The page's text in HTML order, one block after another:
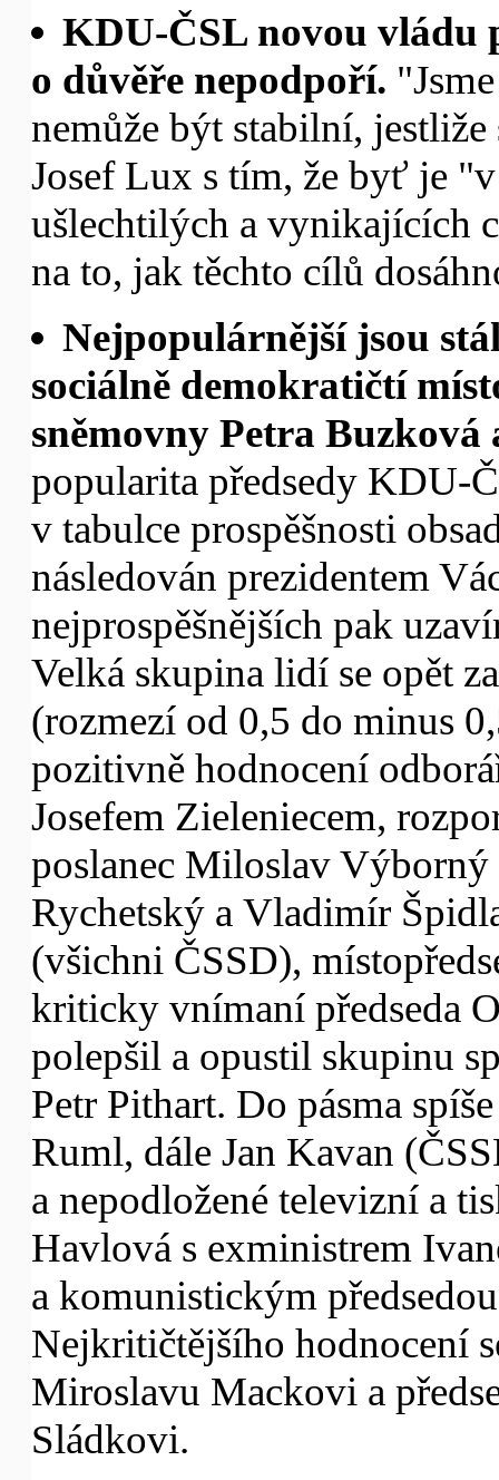
KDU-ČSL novou vládu
o důvěře nepodpoří.
nemůže být stabilní,
Josef Lux s tím, že byť je
ušlechtilých a vynikajících
na to, jak těchto cílů
Nejpopulárnější jsou
sociálně demokratičtí
sněmovny Petra Buzková
popularita předsedy KDU-
v tabulce prospěšnosti
následován prezidentem
nejprospěšnějších pak
Velká skupina lidí se opět
(rozmezí od 0,5 do minus
pozitivně hodnocení
Josefem Zieleniecem,
poslanec Miloslav
Rychetský a Vladimír
(všichni ČSSD),
kriticky vnímaní předseda
polepšil a opustil skupinu
Petr Pithart. Do pásma
Ruml, dále Jan Kavan
a nepodložené televizní a
Havlová s exministrem
a komunistickým
Nejkritičtějšího hodnocení
Miroslavu Mackovi a
Sládkovi.